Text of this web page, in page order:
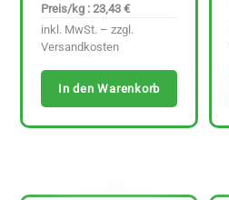
Preis/kg : 23,43 €
inkl. MwSt. – zzgl.
Versandkosten
In den Warenkorb